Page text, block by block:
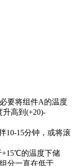
要将组件A的温度
升高到(+20)-
10-15分钟，或将滚
+15℃的温度下储
分一直在低于